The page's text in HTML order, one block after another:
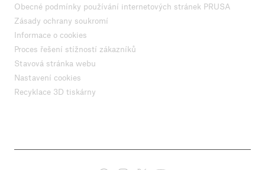
Obecné podmínky používání internetových stránek PRUSA
Zásady ochrany soukromí
Informace o cookies
Proces řešení stížností zákazníků
Stavová stránka webu
Nastavení cookies
Recyklace 3D tiskárny